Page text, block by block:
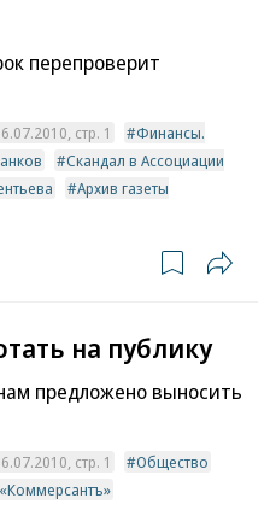
перепроверит
стр. 1
Финансы.
Скандал в Ассоциации
Архив газеты
на публику
предложено выносить
стр. 1
Общество